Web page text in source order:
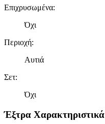
Επιχρυσωμένα:
Όχι
Περιοχή:
Αυτιά
Σετ:
Όχι
Έξτρα Χαρακτηριστικά